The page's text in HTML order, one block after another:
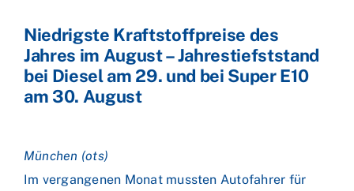
Niedrigste Kraftstoffpreise des
Jahres im August – Jahrestiefststand
bei Diesel am 29. und bei Super E10
am 30. August
München (ots)
Im vergangenen Monat mussten Autofahrer für